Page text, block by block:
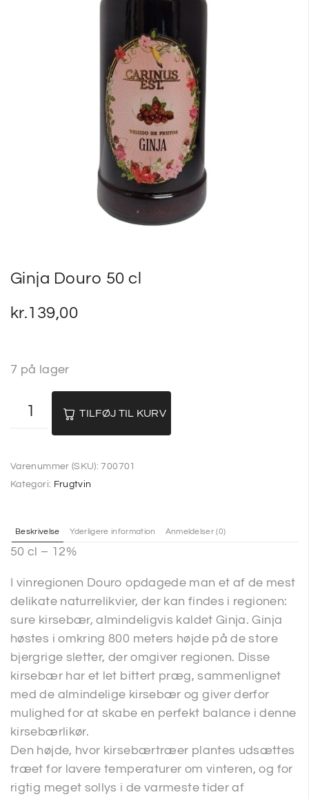
Ginja Douro 50 cl
kr.139,00
7 på lager
TILFØJ TIL KURV
Varenummer (SKU):700701
Kategori: Frugtvin
Beskrivelse Yderligere information Anmeldelser (0)
50 cl – 12%
I vinregionen Douro opdagede man et af de mest
delikate naturrelikvier, der kan findes i regionen:
sure kirsebær, almindeligvis kaldet Ginja. Ginja
høstes i omkring 800 meters højde på de store
bjergrige sletter, der omgiver regionen. Disse
kirsebær har et let bittert præg, sammenlignet
med de almindelige kirsebær og giver derfor
mulighed for at skabe en perfekt balance i denne
kirsebærlikør.
Den højde, hvor kirsebærtræer plantes udsættes
træet for lavere temperaturer om vinteren, og for
rigtig meget sollys i de varmeste tider af